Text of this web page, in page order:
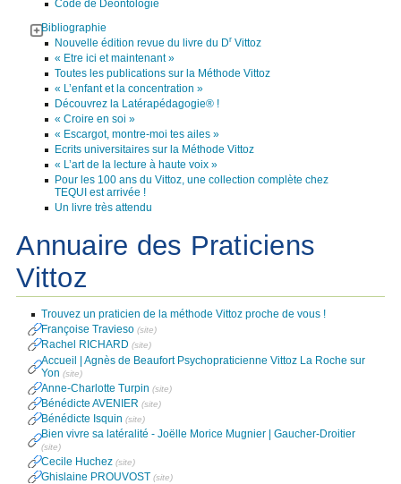
Code de Déontologie
Bibliographie
Nouvelle édition revue du livre du Dr Vittoz
« Etre ici et maintenant »
Toutes les publications sur la Méthode Vittoz
« L’enfant et la concentration »
Découvrez la Latérapédagogie® !
« Croire en soi »
« Escargot, montre-moi tes ailes »
Ecrits universitaires sur la Méthode Vittoz
« L’art de la lecture à haute voix »
Pour les 100 ans du Vittoz, une collection complète chez
TEQUI est arrivée !
Un livre très attendu
Annuaire des Praticiens
Vittoz
Trouvez un praticien de la méthode Vittoz proche de vous !
Françoise Travieso (site)
Rachel RICHARD (site)
Accueil | Agnès de Beaufort Psychopraticienne Vittoz La Roche sur
Yon (site)
Anne-Charlotte Turpin (site)
Bénédicte AVENIER (site)
Bénédicte Isquin (site)
Bien vivre sa latéralité - Joëlle Morice Mugnier | Gaucher-Droitier
(site)
Cecile Huchez (site)
Ghislaine PROUVOST (site)